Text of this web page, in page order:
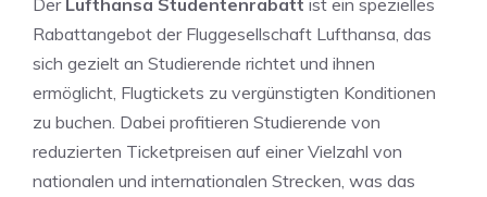
Der Lufthansa Studentenrabatt ist ein spezielles
Rabattangebot der Fluggesellschaft Lufthansa, das
sich gezielt an Studierende richtet und ihnen
ermöglicht, Flugtickets zu vergünstigten Konditionen
zu buchen. Dabei profitieren Studierende von
reduzierten Ticketpreisen auf einer Vielzahl von
nationalen und internationalen Strecken, was das